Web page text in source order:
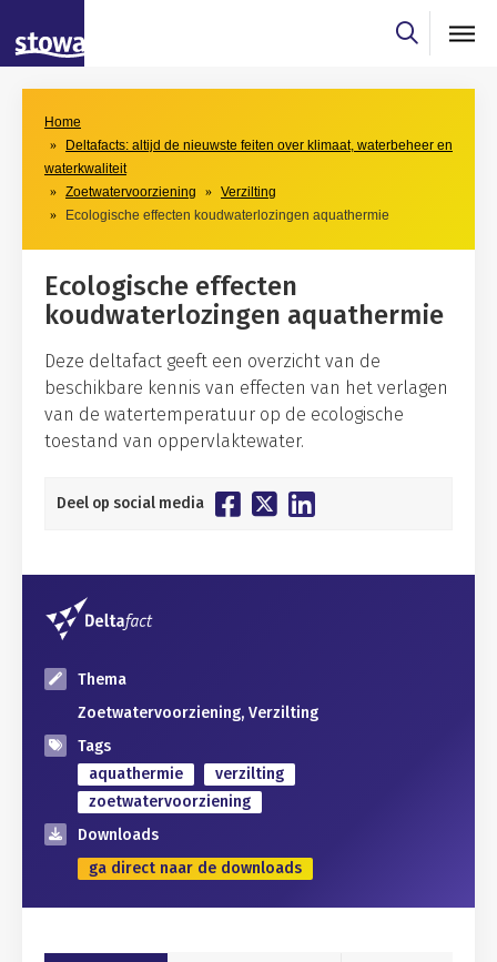
Skip to main content
Skip to main nav
Home
Deltafacts: altijd de nieuwste feiten over klimaat, waterbeheer en
waterkwaliteit
Zoetwatervoorziening
Verzilting
Ecologische effecten koudwaterlozingen aquathermie
Ecologische effecten
koudwaterlozingen aquathermie
Deze deltafact geeft een overzicht van de
beschikbare kennis van effecten van het verlagen
van de watertemperatuur op de ecologische
toestand van oppervlaktewater.
Deel op social media
Thema
Zoetwatervoorziening, Verzilting
Tags
aquathermie
verzilting
zoetwatervoorziening
Downloads
ga direct naar de downloads